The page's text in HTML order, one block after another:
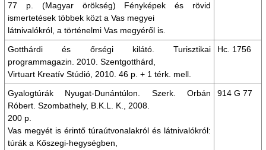
77 p. (Magyar örökség) Fényképek és rövid
ismertetések többek közt a Vas megyei
látnivalókról, a történelmi Vas megyéről is.
Gotthárdi és őrségi kilátó. Turisztikai
programmagazin. 2010. Szentgotthárd,
Virtuart Kreatív Stúdió, 2010. 46 p. + 1 térk. mell.
Hc. 1756
Gyalogtúrák Nyugat-Dunántúlon. Szerk. Orbán
Róbert. Szombathely, B.K.L. K., 2008.
200 p.
Vas megyét is érintő túraútvonalakról és látnivalókról:
túrák a Kőszegi-hegységben,
914 G 77